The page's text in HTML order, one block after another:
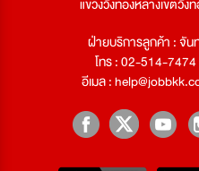
แขวงวังทองหลางเขตวั
ฝ่ายบริการลูกค้า : จัน
โทร : 02-514-
อีเมล :